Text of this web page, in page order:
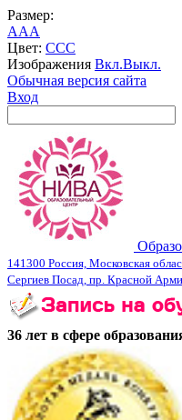
Размер:
AAA
Цвет: CCC
Изображения Вкл.Выкл.
Обычная версия сайта
Вход
141300 Россия, Московская
Сергиев Посад, пр. Красной
36 лет в сфере